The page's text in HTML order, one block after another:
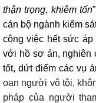
thận trọng, khiêm tốn
cán bộ ngành kiểm
công việc hết sức
với hồ sơ án, nghiên
tốt, dứt điểm các vụ
oan người vô tội, kh
pháp của người